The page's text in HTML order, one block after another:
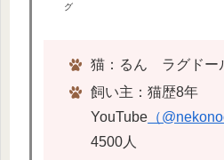
グ
猫：るん ラグドー
飼い主：猫歴8年
YouTube （
4500人